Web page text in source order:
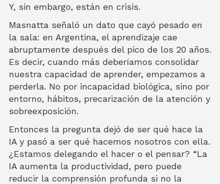
Y, sin embargo, están en crisis.
Masnatta señaló un dato que cayó pesado en
la sala: en Argentina, el aprendizaje cae
abruptamente después del pico de los 20 años.
Es decir, cuando más deberíamos consolidar
nuestra capacidad de aprender, empezamos a
perderla. No por incapacidad biológica, sino por
entorno, hábitos, precarización de la atención y
sobreexposición.
Entonces la pregunta dejó de ser qué hace la
IA y pasó a ser qué hacemos nosotros con ella.
¿Estamos delegando el hacer o el pensar? “La
IA aumenta la productividad, pero puede
reducir la comprensión profunda si no la